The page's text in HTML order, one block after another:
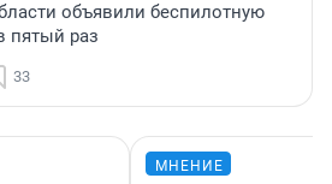
объявили беспилотную
пятый раз
33
МНЕНИЕ